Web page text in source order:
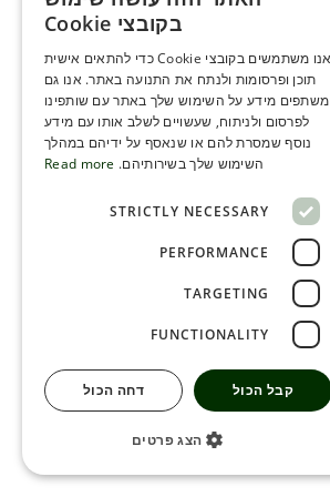
ENGLISH
SERBIA
HEBREW
RUSSIAN
SERBIAN-2
בקובצי Cookie
אנו משתמשים בקובצי Cookie כדי להתאים אישית
תוכן ופרסומות ולנתח את התנועה באתר. אנו גם
משתפים מידע על השימוש שלך באתר עם שותפינו
לפרסום ולניתוח, שעשויים לשלב אותו עם מידע
נוסף שמסרת להם או שנאסף על ידיהם במהלך
השימוש שלך בשירותיהם. Read more
STRICTLY NECESSARY
PERFORMANCE
TARGETING
FUNCTIONALITY
קבל הכול דחה הכול
הצג פרטים